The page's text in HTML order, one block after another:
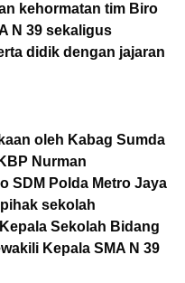
kehormatan tim Biro
N 39 sekaligus
didik dengan jajaran
oleh Kabag Sumda
Nurman
SDM Polda Metro Jaya
sekolah
Sekolah Bidang
Kepala SMA N 39